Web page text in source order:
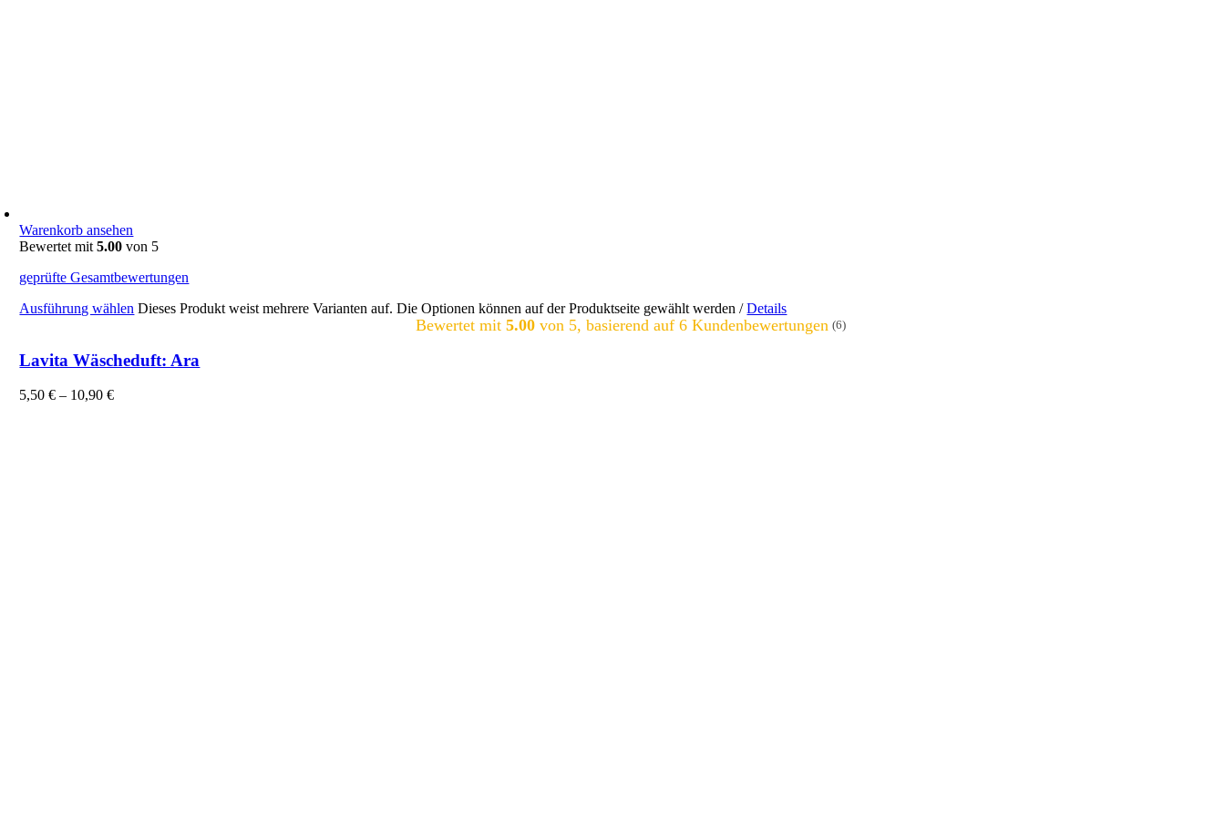
Warenkorb ansehen
Bewertet mit5.00 von 5
geprüfte Gesamtbewertungen
Ausführung wählen Dieses Produkt weist mehrere Varianten auf. Die Optionen können auf der Produktseite gewählt werden/ Details
Bewertet mit 5.00 von 5, basierend auf 6 Kundenbewertungen (6)
Lavita Wäscheduft: Ara
5,50€ – 10,90€